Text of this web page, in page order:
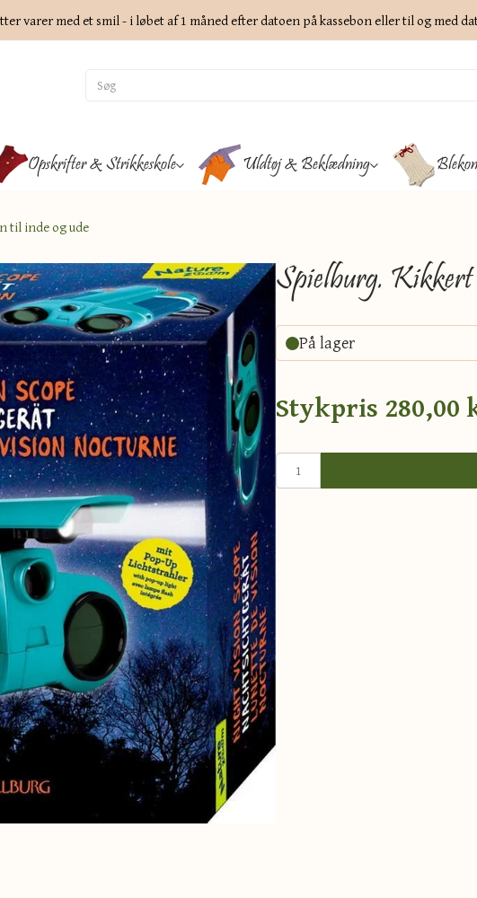
varer med et smil - i løbet af 1 måned efter datoen på kassebon eller til og med
Opskrifter & Strikkeskole Uldtøj & Beklædning
til inde og ude
Spielburg. Kikkert
På lager
Stykpris 280,00